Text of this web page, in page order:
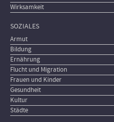
Wirksamkeit
SOZIALES
Armut
Bildung
Ernährung
Flucht und Migration
Frauen und Kinder
Gesundheit
Kultur
Städte